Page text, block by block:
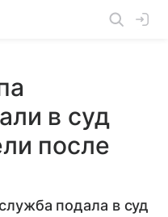
в суд
после
подала в суд